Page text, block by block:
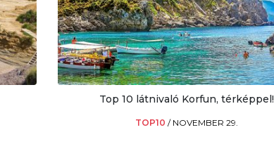
Top 10 látnivaló Korfun, térképpel!
TOP10 / NOVEMBER 29.